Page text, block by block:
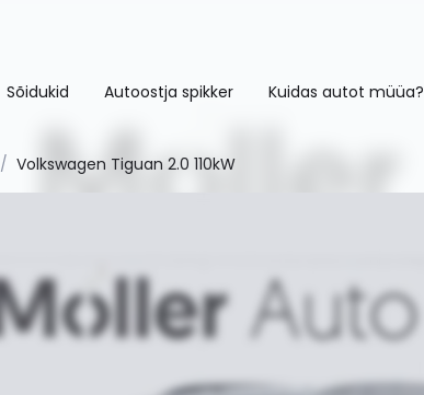
Sõidukid Autoostja spikker Kuidas autot müüa?
/ Volkswagen Tiguan 2.0 110kW